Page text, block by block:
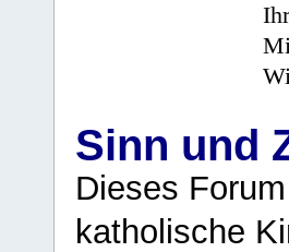
Sinn und
Dieses
katholische